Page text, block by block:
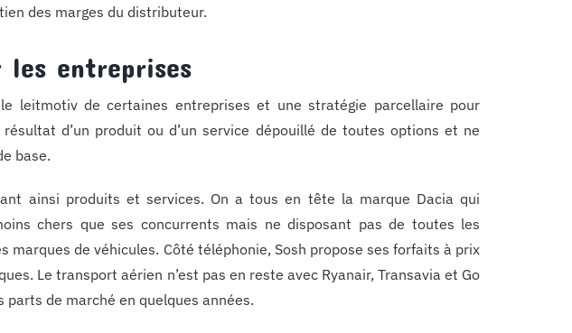
des marges du distributeur.
les entreprises
leitmotiv de certaines entreprises et une stratégie parcellaire pour
d’un produit ou d’un service dépouillé de toutes options et ne
base.
ainsi produits et services. On a tous en tête la marque Dacia qui
chers que ses concurrents mais ne disposant pas de toutes les
marques de véhicules. Côté téléphonie, Sosh propose ses forfaits à prix
Le transport aérien n’est pas en reste avec Ryanair, Transavia et Go
de marché en quelques années.